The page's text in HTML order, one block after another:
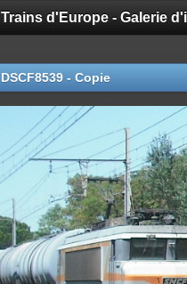
Trains d'Europe - Galerie
DSCF8539 - Copie